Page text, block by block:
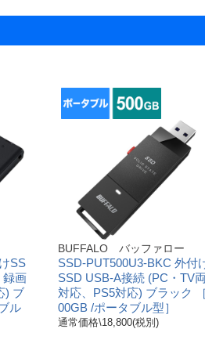
SS
録画
) ブ
ル
BUFFALO バッファロー
SSD-PUT500U3-BKC 外付
SSD USB-A接続 (PC・TV
対応、PS5対応) ブラック
00GB /ポータブル型］
通常価格\18,800(税別)